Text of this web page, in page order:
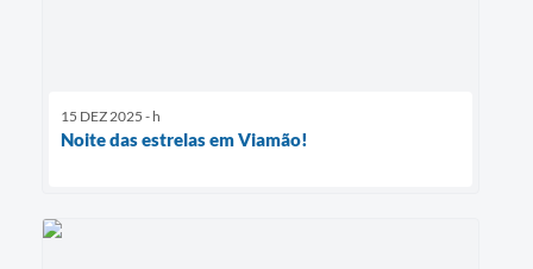
15 DEZ 2025 - h
Noite das estrelas em Viamão!